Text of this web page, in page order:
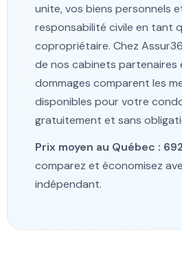
unite, vos biens personnels
responsabilité civile en tant
copropriétaire. Chez
de nos cabinets partenaires
dommages comparent les
disponibles pour votre
gratuitement et sans
Prix moyen au Québec :
comparez et économisez
indépendant.